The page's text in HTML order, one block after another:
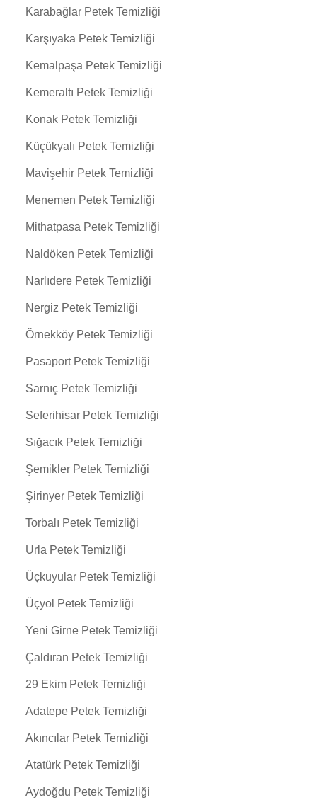
Karabağlar Petek Temizliği
Karşıyaka Petek Temizliği
Kemalpaşa Petek Temizliği
Kemeraltı Petek Temizliği
Konak Petek Temizliği
Küçükyalı Petek Temizliği
Mavişehir Petek Temizliği
Menemen Petek Temizliği
Mithatpasa Petek Temizliği
Naldöken Petek Temizliği
Narlıdere Petek Temizliği
Nergiz Petek Temizliği
Örnekköy Petek Temizliği
Pasaport Petek Temizliği
Sarnıç Petek Temizliği
Seferihisar Petek Temizliği
Sığacık Petek Temizliği
Şemikler Petek Temizliği
Şirinyer Petek Temizliği
Torbalı Petek Temizliği
Urla Petek Temizliği
Üçkuyular Petek Temizliği
Üçyol Petek Temizliği
Yeni Girne Petek Temizliği
Çaldıran Petek Temizliği
29 Ekim Petek Temizliği
Adatepe Petek Temizliği
Akıncılar Petek Temizliği
Atatürk Petek Temizliği
Aydoğdu Petek Temizliği